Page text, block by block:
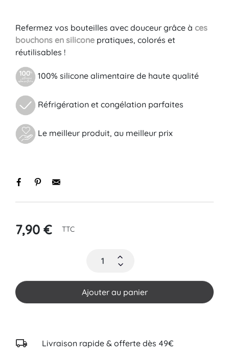
Refermez vos bouteilles avec douceur grâce à ces
bouchons en silicone pratiques, colorés et
réutilisables !
100% silicone alimentaire de haute qualité
Réfrigération et congélation parfaites
Le meilleur produit, au meilleur prix
7,90 € TTC
Ajouter au panier
Livraison rapide & offerte dès 49€